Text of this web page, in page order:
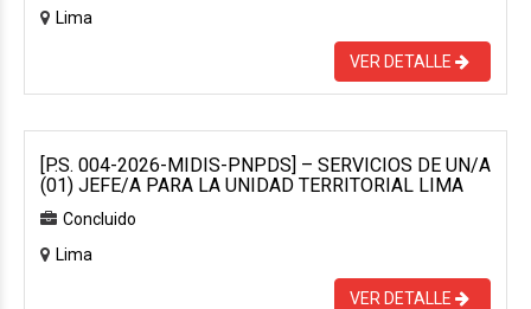
Lima
VER DETALLE
[P.S. 004-2026-MIDIS-PNPDS] – SERVICIOS DE UN/A
(01) JEFE/A PARA LA UNIDAD TERRITORIAL LIMA
Concluido
Lima
VER DETALLE